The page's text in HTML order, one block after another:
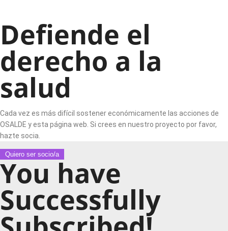
Defiende el
derecho a la
salud
Cada vez es más difícil sostener económicamente las acciones de
OSALDE y esta página web. Si crees en nuestro proyecto por favor,
hazte socia.
Quiero ser socio/a
You have
Successfully